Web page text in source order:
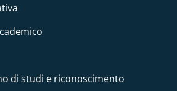
di studi e riconoscimento